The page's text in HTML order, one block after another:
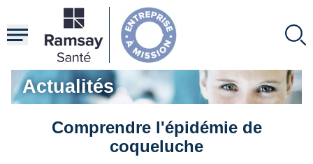
contenu
principal
Actualités
Comprendre l'épidémie de
coqueluche